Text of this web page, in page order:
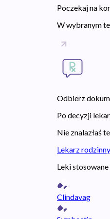
Poczekaj na
W wybranym
Odbierz
Po decyzji
Nie znalazłaś
Lekarz rodzinny
Leki
Clindavag